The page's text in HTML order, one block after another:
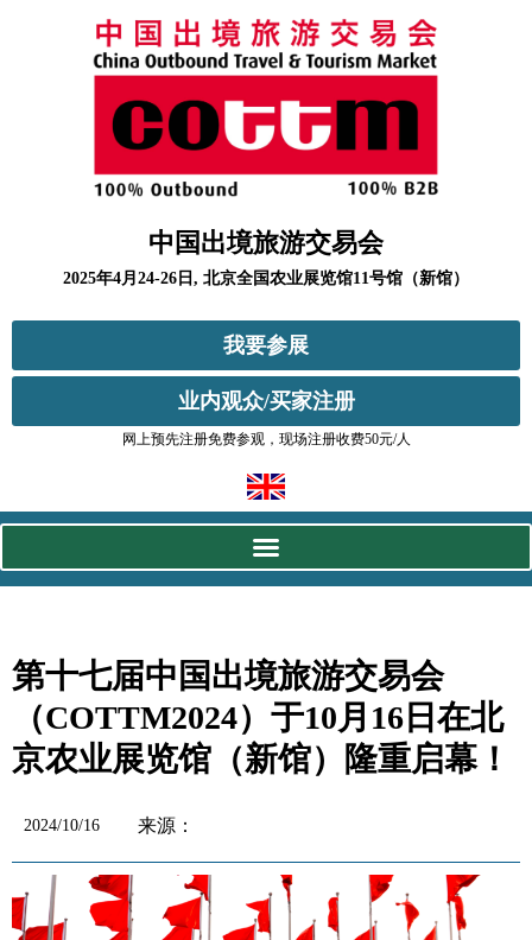
中国出境旅游交易会
2025年4月24-26日, 北京全国农业展览馆11号馆（新馆）
我要参展
业内观众/买家注册
网上预先注册免费参观，现场注册收费50元/人
第十七届中国出境旅游交易会
（COTTM2024）于10月16日在北
京农业展览馆（新馆）隆重启幕！
2024/10/16 来源：